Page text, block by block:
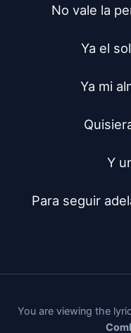
No vale la
Ya el
Ya mi
Y
Para seguir
You are viewing the